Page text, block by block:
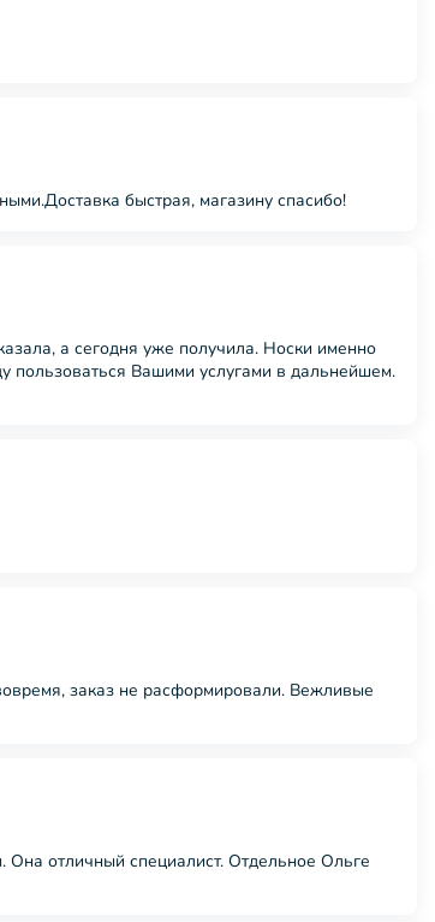
быстрая, магазину спасибо!
а сегодня уже получила. Носки именно
пользоваться Вашими услугами в дальнейшем.
заказ не расформировали. Вежливые
Она отличный специалист. Отдельное Ольге